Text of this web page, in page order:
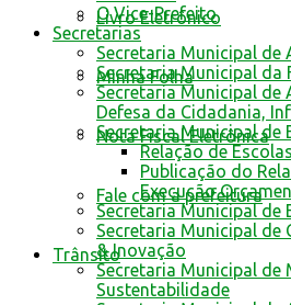
Livro Eletrônico
Minha Folha
Nota Fiscal Eletrônica
Fale com a prefeitura
Trânsito
O Vice-Prefeito
Secretarias
Secretaria Municipal de
Secretaria Municipal da
Secretaria Municipal de
Defesa da Cidadania,
Secretaria Municipal de
Relação de
Publicação do
Execução
Secretaria Municipal de
Secretaria Municipal de
& Inovação
Secretaria Municipal de
Sustentabilidade